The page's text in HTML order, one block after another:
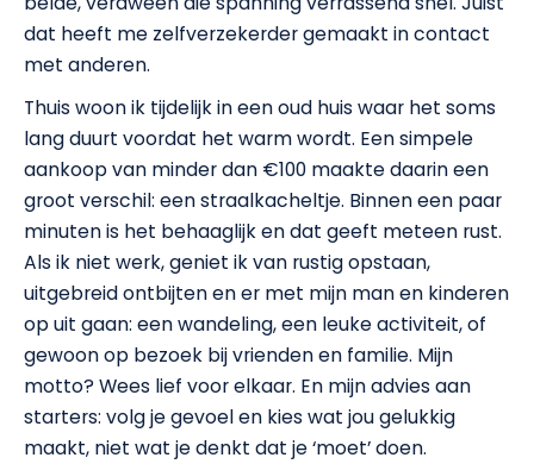
dat heeft me zelfverzekerder gemaakt in contact
met anderen.
Thuis woon ik tijdelijk in een oud huis waar het soms
lang duurt voordat het warm wordt. Een simpele
aankoop van minder dan €100 maakte daarin een
groot verschil: een straalkacheltje. Binnen een paar
minuten is het behaaglijk en dat geeft meteen rust.
Als ik niet werk, geniet ik van rustig opstaan,
uitgebreid ontbijten en er met mijn man en kinderen
op uit gaan: een wandeling, een leuke activiteit, of
gewoon op bezoek bij vrienden en familie. Mijn
motto? Wees lief voor elkaar. En mijn advies aan
starters: volg je gevoel en kies wat jou gelukkig
maakt, niet wat je denkt dat je ‘moet’ doen.